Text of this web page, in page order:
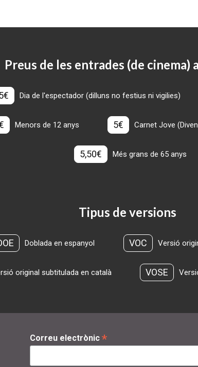
Preus de les entrades (de cinema)
Dia de l'espectador (dilluns no festius ni vigilies)
Menors de 12 anys 5€ Carnet Jove
5,50€ Més grans de 65 anys
Tipus de versions
Doblada en espanyol VOC Versió
original subtitulada en català VOSE
Correu electrònic *